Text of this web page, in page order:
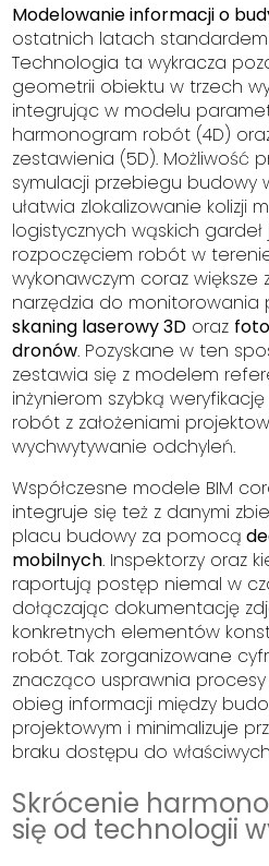
Modelowanie informacji o
ostatnich latach standardem
Technologia ta wykracza
geometrii obiektu w trzech
integrując w modelu
harmonogram robót (4D)
zestawienia (5D). Możliwość
symulacji przebiegu budowy
ułatwia zlokalizowanie kolizji
logistycznych wąskich
rozpoczęciem robót w
wykonawczym coraz większe
narzędzia do monitorowania
skaning laserowy 3D oraz
dronów. Pozyskane w ten
zestawia się z modelem
inżynierom szybką
robót z założeniami
wychwytywanie odchyleń.
Współczesne modele BIM
integruje się też z danymi
placu budowy za pomocą
mobilnych. Inspektorzy oraz
raportują postęp niemal w
dołączając dokumentację
konkretnych elementów
robót. Tak zorganizowane
znacząco usprawnia procesy
obieg informacji między
projektowym i minimalizuje
braku dostępu do
Skrócenie
się od technologii